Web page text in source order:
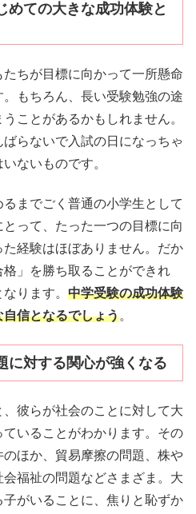
ての大きな成功体験と
ちが目標に向かって一所懸命
もちろん、長い受験勉強の途
ことがあるかもしれません。
らないで入試の日になっちゃ
ないものです。
までごく普通の小学生として
って、たった一つの目標に向
経験はほぼありません。だか
」を勝ち取ることができれ
ります。 中学受験の成功体験
信となるでしょう。
対する関心が強くなる
彼らが社会のことに対して大
ていることがわかります。その
ほか、貿易摩擦の問題、株や
福祉の問題などさまざま。大
子がいることに、焦りと恥ずか